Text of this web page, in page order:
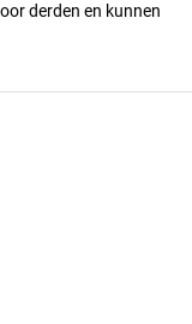
derden en kunnen